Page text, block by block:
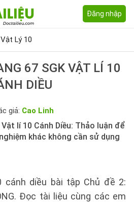
Đăng nhập
Lý 10
67 SGK VẬT LÍ 10
DIỀU
giả: Cao Linh
lí 10 Cánh Diều: Thảo luận để
khác không cần sử dụng
cánh diều bài tập Chủ đề 2:
Đọc tài liệu cùng các em